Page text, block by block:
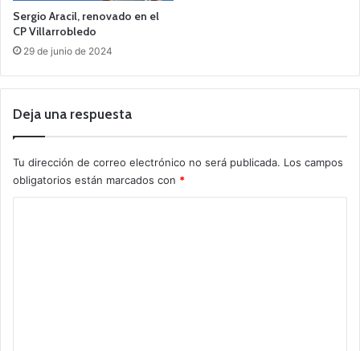
Sergio Aracil, renovado en el
CP Villarrobledo
29 de junio de 2024
Deja una respuesta
Tu dirección de correo electrónico no será publicada. Los campos
obligatorios están marcados con *